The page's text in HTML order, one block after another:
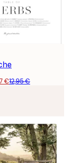
€12,95 €